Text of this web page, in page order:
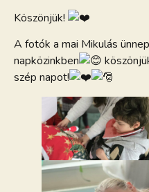
Köszönjük!
A fotók a mai Mikulás
napközinkben
szép napot!